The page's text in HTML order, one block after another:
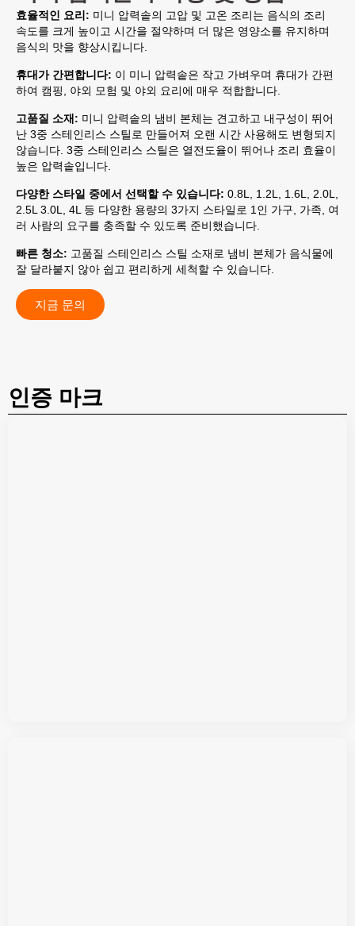
효율적인 요리: 미니 압력솥의 고압 및 고온 조리는 음식의 조리
속도를 크게 높이고 시간을 절약하며 더 많은 영양소를 유지하며
음식의 맛을 향상시킵니다.
휴대가 간편합니다: 이 미니 압력솥은 작고 가벼우며 휴대가 간편
하여 캠핑, 야외 모험 및 야외 요리에 매우 적합합니다.
고품질 소재: 미니 압력솥의 냄비 본체는 견고하고 내구성이 뛰어
난 3중 스테인리스 스틸로 만들어져 오랜 시간 사용해도 변형되지
않습니다. 3중 스테인리스 스틸은 열전도율이 뛰어나 조리 효율이
높은 압력솥입니다.
다양한 스타일 중에서 선택할 수 있습니다: 0.8L, 1.2L, 1.6L, 2.0L,
2.5L 3.0L, 4L 등 다양한 용량의 3가지 스타일로 1인 가구, 가족, 여
러 사람의 요구를 충족할 수 있도록 준비했습니다.
빠른 청소: 고품질 스테인리스 스틸 소재로 냄비 본체가 음식물에
잘 달라붙지 않아 쉽고 편리하게 세척할 수 있습니다.
지금 문의
인증 마크